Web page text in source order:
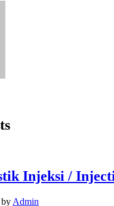
Injeksi /
by Admin